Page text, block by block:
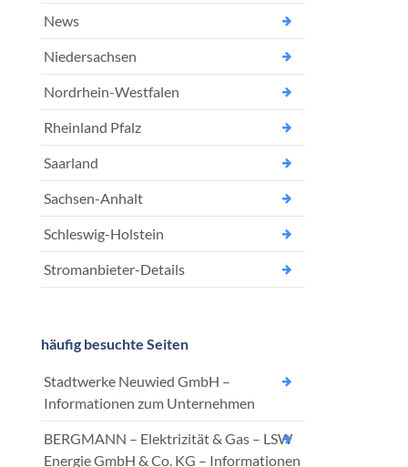
News
Niedersachsen
Nordrhein-Westfalen
Rheinland Pfalz
Saarland
Sachsen-Anhalt
Schleswig-Holstein
Stromanbieter-Details
häufig besuchte Seiten
Stadtwerke Neuwied GmbH –
Informationen zum Unternehmen
BERGMANN – Elektrizität & Gas – LSW
Energie GmbH & Co. KG – Informationen